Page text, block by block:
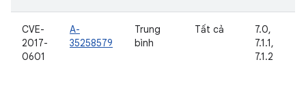
CVE-
2017-
0601
A-
35258579
Trung
bình
Tất cả
7.0,
7.1.1,
7.1.2